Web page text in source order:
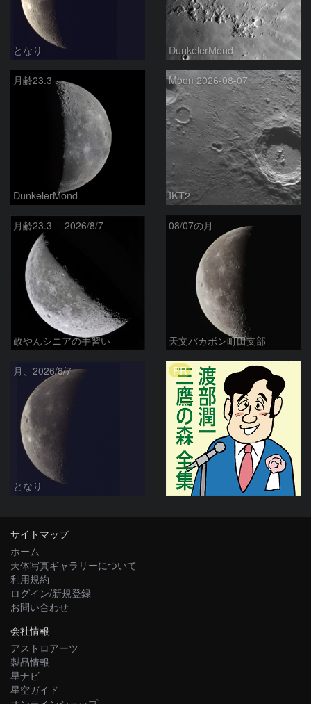
となり DunkelerMond
月齢23.3
DunkelerMond
Moon 2026-08-07
IKT2
月齢23.3 2026/8/7
政やんシニアの手習い
08/07の月
天文バカボン町田支部
月、2026/8/7
となり
PR
サイトマップ
ホーム
天体写真ギャラリーについて
利用規約
ログイン/新規登録
お問い合わせ
会社情報
アストロアーツ
製品情報
星ナビ
星空ガイド